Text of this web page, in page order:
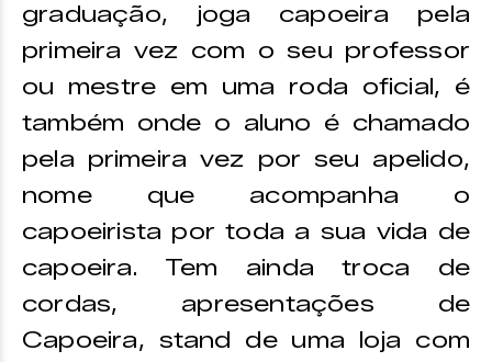
graduação, joga capoeira pela
primeira vez com o seu professor
ou mestre em uma roda oficial, é
também onde o aluno é chamado
pela primeira vez por seu apelido,
nome que acompanha o
capoeirista por toda a sua vida de
capoeira. Tem ainda troca de
cordas, apresentações de
Capoeira, stand de uma loja com